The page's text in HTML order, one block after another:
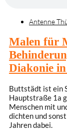
Antenne
Malen für
Diakonie
Buttstädt ist ein
Hauptstraße 1a
Menschen mit
dichten und
Jahren dabei.